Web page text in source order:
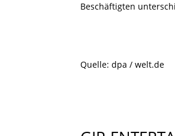
Beschäftigten
Quelle: dpa / welt.de